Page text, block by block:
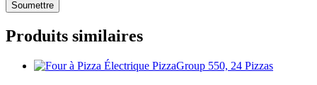
Produits similaires